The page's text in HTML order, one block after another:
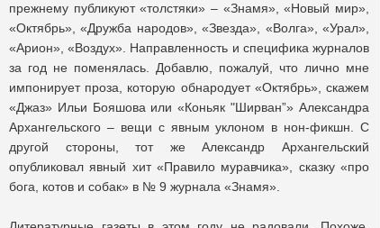
прежнему публикуют «толстяки» – «Знамя», «Новый мир»,
«Октябрь», «Дружба народов», «Звезда», «Волга», «Урал»,
«Арион», «Воздух». Направленность и специфика журналов
за год не поменялась. Добавлю, пожалуй, что лично мне
импонирует проза, которую обнародует «Октябрь», скажем
«Джаз» Ильи Бояшова или «Коньяк "Ширван”» Александра
Архангельского – вещи с явным уклоном в нон-фикшн. С
другой стороны, тот же Александр Архангельский
опубликовал явный хит «Правило муравчика», сказку «про
бога, котов и собак» в № 9 журнала «Знамя».